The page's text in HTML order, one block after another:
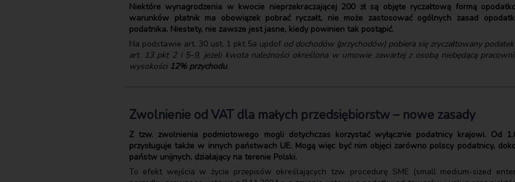
Niektóre wynagrodzenia w kwocie nieprzekraczającej 200 zł są objęte ryczałtową formą
warunków płatnik ma obowiązek pobrać ryczałt, nie może zastosować ogólnych zasad
podatnika. Niestety, nie zawsze jest jasne, kiedy powinien tak postąpić.
Na podstawie art. 30 ust. 1 pkt 5a updof od dochodów (przychodów) pobiera się zryczałtowany
art. 13 pkt 2 i 5–9, jeżeli kwota należności określona w umowie zawartej z osobą niebędącą
wysokości 12% przychodu.
Zwolnienie od VAT dla małych przedsiębiorstw – nowe zasady
Z tzw. zwolnienia podmiotowego mogli dotychczas korzystać wyłącznie podatnicy krajowi. Od
przysługuje także w innych państwach UE. Mogą więc być nim objęci zarówno polscy podatnicy,
państw unijnych, działający na terenie Polski.
To efekt wejścia w życie przepisów określających tzw. procedurę SME (small medium-sized